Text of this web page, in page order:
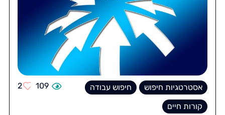
אסטרטגיות חיפוש
חיפוש עבודה
קורות חיים
109
2